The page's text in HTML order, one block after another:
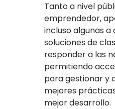
Tanto a nivel
emprendedor,
incluso algunas
soluciones de
responder a las
permitiendo
para gestionar y
mejores
mejor desarrollo.